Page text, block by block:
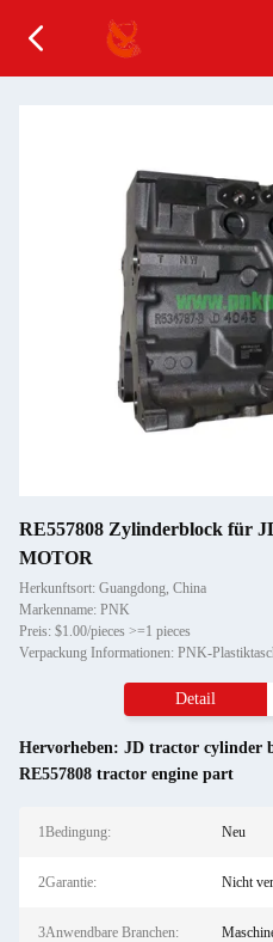
RE557808 Zylinderblock für
MOTOR
Herkunftsort: Guangdong, China
Markenname: PNK
Preis: $1.00/pieces >=1 pieces
Verpackung Informationen: PNK-
Detail
Hervorheben: JD tractor cylinder
RE557808 tractor engine part
1Bedingung: Neu
2Garantie: Nicht
3Anwendbare Branchen: